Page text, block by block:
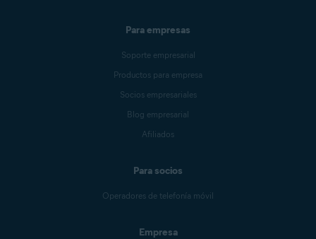
Para empresas
Soporte empresarial
Productos para empresa
Socios empresariales
Blog empresarial
Afiliados
Para socios
Operadores de telefonía móvil
Empresa